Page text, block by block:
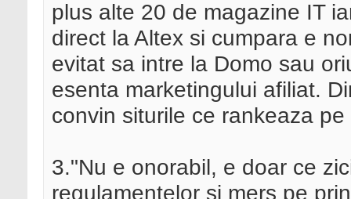
plus alte 20 de magazine IT
direct la Altex si cumpara e
evitat sa intre la Domo sau
esenta marketingului afiliat.
convin siturile ce rankeaza
3."Nu e onorabil, e doar ce
regulamentelor si mers pe